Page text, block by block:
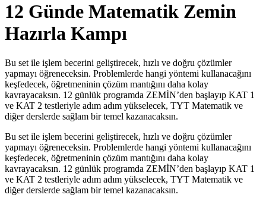
12 Günde Matematik Zemin
Hazırla Kampı
Bu set ile işlem becerini geliştirecek, hızlı ve doğru çözümler
yapmayı öğreneceksin. Problemlerde hangi yöntemi kullanacağını
keşfedecek, öğretmeninin çözüm mantığını daha kolay
kavrayacaksın. 12 günlük programda ZEMİN’den başlayıp KAT 1
ve KAT 2 testleriyle adım adım yükselecek, TYT Matematik ve
diğer derslerde sağlam bir temel kazanacaksın.
Bu set ile işlem becerini geliştirecek, hızlı ve doğru çözümler
yapmayı öğreneceksin. Problemlerde hangi yöntemi kullanacağını
keşfedecek, öğretmeninin çözüm mantığını daha kolay
kavrayacaksın. 12 günlük programda ZEMİN’den başlayıp KAT 1
ve KAT 2 testleriyle adım adım yükselecek, TYT Matematik ve
diğer derslerde sağlam bir temel kazanacaksın.